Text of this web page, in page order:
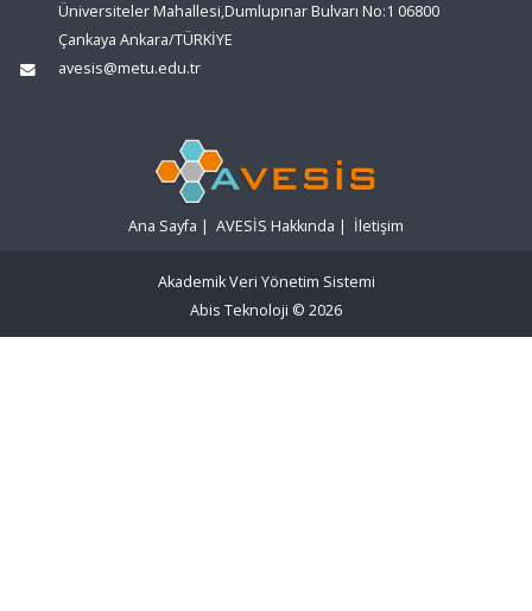
Üniversiteler Mahallesi,Dumlupınar Bulvarı No:1 06800
Çankaya Ankara/TÜRKİYE
avesis@metu.edu.tr
Ana Sayfa | AVESİS Hakkında | İletişim
Akademik Veri Yönetim Sistemi
Abis Teknoloji © 2026